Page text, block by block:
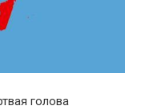
голова